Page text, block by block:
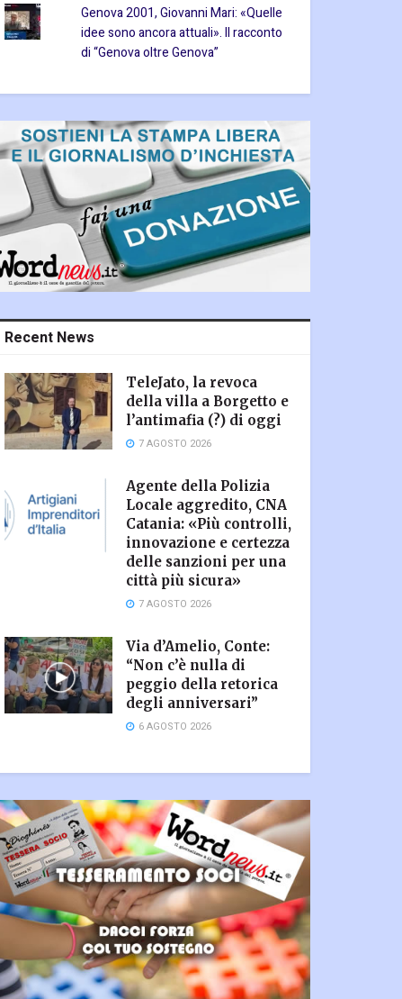
Genova 2001, Giovanni Mari: «Quelle
idee sono ancora attuali». Il racconto
di “Genova oltre Genova”
Recent News
TeleJato, la revoca
della villa a Borgetto e
l’antimafia (?) di oggi
7 AGOSTO 2026
Agente della Polizia
Locale aggredito, CNA
Catania: «Più controlli,
innovazione e certezza
delle sanzioni per una
città più sicura»
7 AGOSTO 2026
Via d’Amelio, Conte:
“Non c’è nulla di
peggio della retorica
degli anniversari”
6 AGOSTO 2026